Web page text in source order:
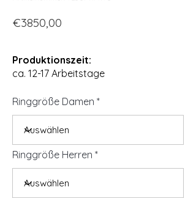
€3850,00
Produktionszeit:
ca. 12-17 Arbeitstage
Ringgröße Damen
Ringgröße Herren